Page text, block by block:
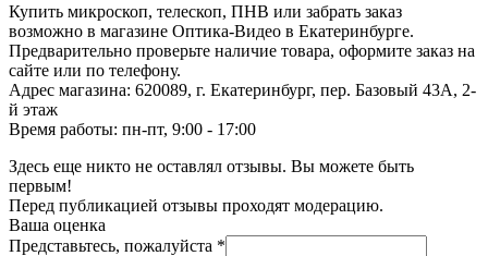
Купить микроскоп, телескоп, ПНВ или забрать заказ
возможно в магазине Оптика-Видео в Екатеринбурге.
Предварительно проверьте наличие товара, оформите заказ на
сайте или по телефону.
Адрес магазина: 620089, г. Екатеринбург, пер. Базовый 43А, 2-
й этаж
Время работы: пн-пт, 9:00 - 17:00
Здесь еще никто не оставлял отзывы. Вы можете быть
первым!
Перед публикацией отзывы проходят модерацию.
Ваша оценка
Представьтесь, пожалуйста *